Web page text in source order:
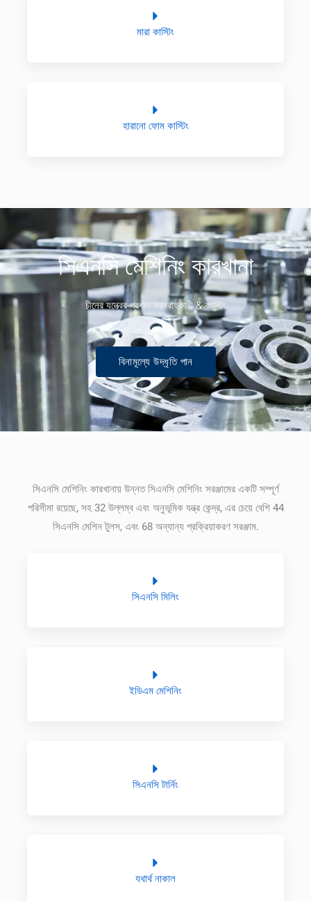
মারা কাস্টিং
হারানো ফোম কাস্টিং
সিএনসি মেশিনিং কারখানা
চীনের যন্ত্রের প্রধান সরবরাহকারী & কাস্টিং
বিনামূল্যে উদ্ধৃতি পান
সিএনসি মেশিনিং কারখানায় উন্নত সিএনসি মেশিনিং সরঞ্জামের একটি সম্পূর্ণ
পরিসীমা রয়েছে, সহ 32 উল্লম্ব এবং অনুভূমিক যন্ত্র কেন্দ্র, এর চেয়ে বেশি 44
সিএনসি মেশিন টুলস, এবং 68 অন্যান্য প্রক্রিয়াকরণ সরঞ্জাম.
সিএনসি মিলিং
ইডিএম মেশিনিং
সিএনসি টার্নিং
যথার্থ নাকাল